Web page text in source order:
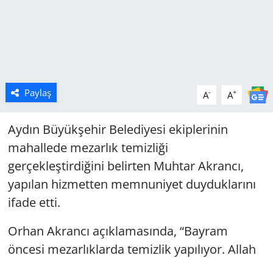
Paylaş A- A+
Aydın Büyükşehir Belediyesi ekiplerinin
mahallede mezarlık temizliği
gerçekleştirdiğini belirten Muhtar Akrancı,
yapılan hizmetten memnuniyet duyduklarını
ifade etti.
Orhan Akrancı açıklamasında, “Bayram
öncesi mezarlıklarda temizlik yapılıyor. Allah